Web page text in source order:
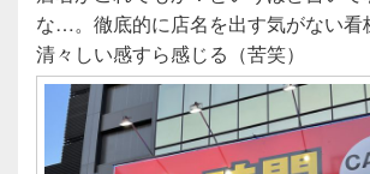
b
o
o
k
な…。徹底的に店名を出す気がない看
清々しい感すら感じる（苦笑）